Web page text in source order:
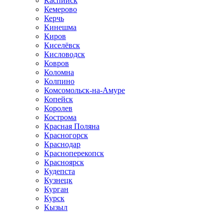
Кемерово
Керчь
Кинешма
Киров
Киселёвск
Кисловодск
Ковров
Коломна
Колпино
Комсомольск-на-Амуре
Копейск
Королев
Кострома
Красная Поляна
Красногорск
Краснодар
Красноперекопск
Красноярск
Кудепста
Кузнецк
Курган
Курск
Кызыл